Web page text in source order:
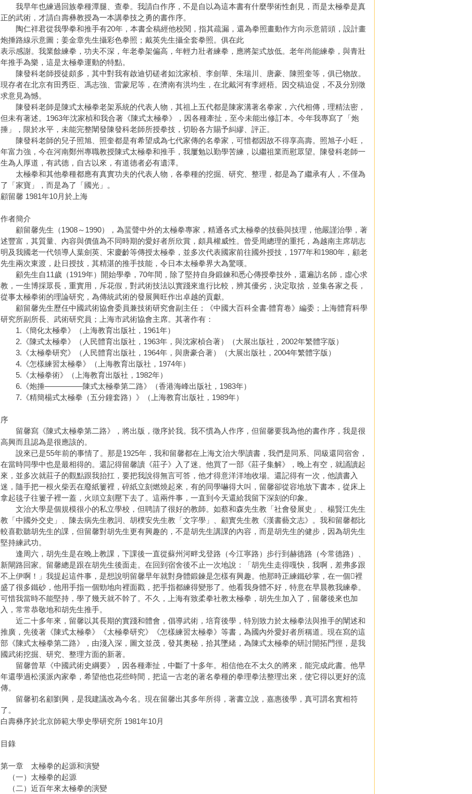
我早年也練過回族拳種潭腿、查拳。我請白作序，不是自以為這本書有什麼學術性創見，而是太極拳是真
正的武術，才請白壽彝教授為一本講拳技之勇的書作序。
陶仁祥君從我學拳和推手有20年，本書全稿經他校閱，指其疏漏，還為拳照畫動作方向示意箭頭，設計畫
炮捶路線示意圖；姜金章先生攝彩色拳照；戴英先生攝全套拳照。俱在此
表示感謝。我業餘練拳，功夫不深，年老拳架偏高，年輕力壯者練拳，應將架式放低。老年尚能練拳，與青壯
年推手為樂，這是太極拳運動的特點。
陳發科老師授徒頗多，其中對我有啟迪切磋者如沈家楨、李劍華、朱瑞川、唐豪、陳照奎等，俱已物故。
現存者在北京有田秀臣、馮志強、雷蒙尼等，在濟南有洪均生，在北戴河有李經梧。因交稿迫促，不及分別徵
求意見為憾。
陳發科老師是陳式太極拳老架系統的代表人物，其祖上五代都是陳家溝著名拳家，六代相傳，理精法密，
但未有著述。1963年沈家楨和我合著《陳式太極拳》，因各種牽扯，至今未能出修訂本。今年我專寫了「炮
捶」，限於水平，未能完整闡發陳發科老師所授拳技，切盼各方賜予糾繆、評正。
陳發科老師的兒子照旭、照奎都是有希望成為七代家傳的名拳家，可惜都因故不得享高壽。照旭子小旺，
年富力強，今在河南鄭州專職教授陳式太極拳和推手，我屢勉以勤學苦練，以繼祖業而慰眾望。陳發科老師一
生為人厚道，有武德，自古以來，有道德者必有遺澤。
太極拳和其他拳種都應有真實功夫的代表人物，各拳種的挖掘、研究、整理，都是為了繼承有人，不僅為
了「家寶」，而是為了「國光」。
顧留馨 1981年10月於上海
作者簡介
顧留馨先生（1908～1990），為蜚聲中外的太極拳專家，精通各式太極拳的技藝與技理，他嚴謹治學，著
述豐富，其質量、內容與價值為不同時期的愛好者所欣賞，頗具權威性。曾受周總理的重托，為越南主席胡志
明及我國老一代領導人葉劍英、宋慶齡等傳授太極拳，並多次代表國家前往國外授技，1977年和1980年，顧老
先生兩次東渡，赴日授技，其精湛的推手技能，令日本太極拳界大為驚嘆。
顧先生自11歲（1919年）開始學拳，70年間，除了堅持自身鍛鍊和悉心傳授拳技外，還遍訪名師，虛心求
教，一生博採眾長，重實用，斥花假，對武術技法以實踐來進行比較，辨其優劣，決定取捨，並集各家之長，
從事太極拳術的理論研究，為傳統武術的發展興旺作出卓越的貢獻。
顧留馨先生歷任中國武術協會委員兼技術研究會副主任；《中國大百科全書‧體育卷》編委；上海體育科學
研究所副所長、武術研究員；上海市武術協會主席。其著作有：
1.《簡化太極拳》（上海教育出版社，1961年）
2.《陳式太極拳》（人民體育出版社，1963年，與沈家楨合著）（大展出版社，2002年繁體字版）
3.《太極拳研究》（人民體育出版社，1964年，與唐豪合著）（大展出版社，2004年繁體字版）
4.《怎樣練習太極拳》（上海教育出版社，1974年）
5.《太極拳術》（上海教育出版社，1982年）
6.《炮捶—————陳式太極拳第二路》（香港海峰出版社，1983年）
7.《精簡楊式太極拳（五分鐘套路）》（上海教育出版社，1989年）
序
留馨寫《陳式太極拳第二路》，將出版，徵序於我。我不慣為人作序，但留馨要我為他的書作序，我是很
高興而且認為是很應該的。
說來已是55年前的事情了。那是1925年，我和留馨都在上海文治大學讀書，我們是同系、同級還同宿舍，
在當時同學中也是最相得的。還記得留馨讀《莊子》入了迷。他買了一部《莊子集解》，晚上有空，就誦讀起
來，並多次就莊子的觀點跟我抬扛，要把我說得無言可答，他才得意洋洋地收場。還記得有一次，他讀書入
迷，隨手把一根火柴丟在廢紙簍裡，碎紙立刻燃燒起來，有的同學嚇得大叫，留馨卻從容地放下書本，從床上
拿起毯子往簍子裡一蓋，火頭立刻壓下去了。這兩件事，一直到今天還給我留下深刻的印象。
文治大學是個規模很小的私立學校，但聘請了很好的教師。如蔡和森先生教「社會發展史」、楊賢江先生
教「中國外交史」、陳去病先生教詞、胡樸安先生教「文字學」、顧實先生教《漢書藝文志》。我和留馨都比
較喜歡聽胡先生的課，但留馨對胡先生更有興趣的，不是胡先生講課的內容，而是胡先生的健步，因為胡先生
堅持練武功。
逢周六，胡先生是在晚上教課，下課後一直從蘇州河畔戈登路（今江寧路）步行到赫德路（今常德路）、
新閘路回家。留馨總是跟在胡先生後面走。在回到宿舍後不止一次地說：「胡先生走得嘎快，我啊，差弗多跟
不上伊啊！」我提起這件事，是想說明留馨早年就對身體鍛鍊是怎樣有興趣。他那時正練鐵砂掌，在一個裡
盛了很多鐵砂，他用手指一個勁地向裡面戳，把手指都練得變形了。他看我身體不好，特意在早晨教我練拳。
可惜我當時不能堅持，學了幾天就不幹了。不久，上海有致柔拳社教太極拳，胡先生加入了，留馨後來也加
入，常常恭敬地和胡先生推手。
近二十多年來，留馨以其長期的實踐和體會，倡導武術，培育後學，特別致力於太極拳法與推手的闡述和
推廣，先後著《陳式太極拳》《太極拳研究》《怎樣練習太極拳》等書，為國內外愛好者所稱道。現在寫的這
部《陳式太極拳第二路》，由淺入深，圖文並茂，發其奧秘，拾其墜緒，為陳式太極拳的研討開拓門徑，是我
國武術挖掘、研究、整理方面的新著。
留馨曾草《中國武術史綱要》，因各種牽扯，中斷了十多年。相信他在不太久的將來，能完成此書。他早
年還學過松溪派內家拳，希望他也花些時間，把這一古老的著名拳種的拳理拳法整理出來，使它得以更好的流
傳。
留馨初名顧劉興，是我建議改為今名。現在留馨出其多年所得，著書立說，嘉惠後學，真可謂名實相符
了。
白壽彝序於北京師範大學史學研究所 1981年10月
目錄
第一章 太極拳的起源和演變
（一）太極拳的起源
（二）近百年來太極拳的演變